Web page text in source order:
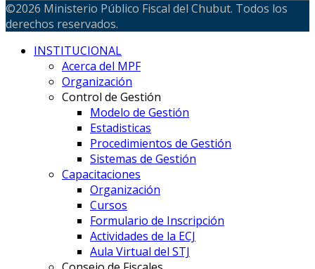
©2026 Ministerio Público Fiscal del Chubut. Todos los
derechos reservados.
INSTITUCIONAL
Acerca del MPF
Organización
Control de Gestión
Modelo de Gestión
Estadisticas
Procedimientos de Gestión
Sistemas de Gestión
Capacitaciones
Organización
Cursos
Formulario de Inscripción
Actividades de la ECJ
Aula Virtual del STJ